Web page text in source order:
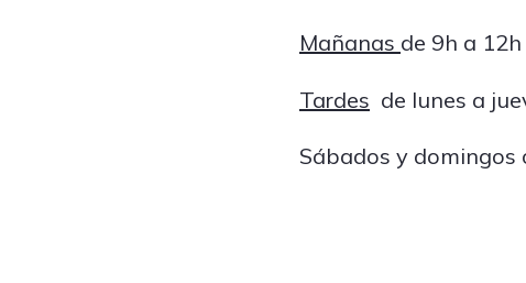
Mañanas de 9h a 12h
Tardes de lunes a
Sábados y domingos